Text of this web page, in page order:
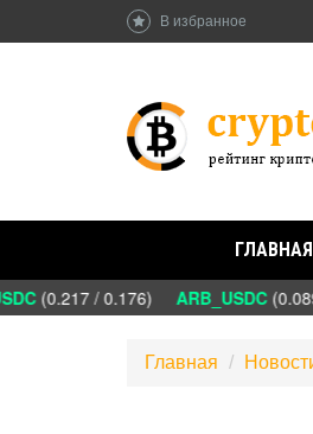
В избранное
ГЛАВНАЯ
(0.217 / 0.176) ARB_USDC
Главная